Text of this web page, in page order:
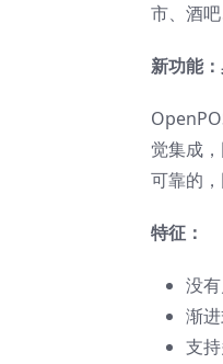
市、酒
新功能
觉集成
可靠的
特征：
没
渐
支